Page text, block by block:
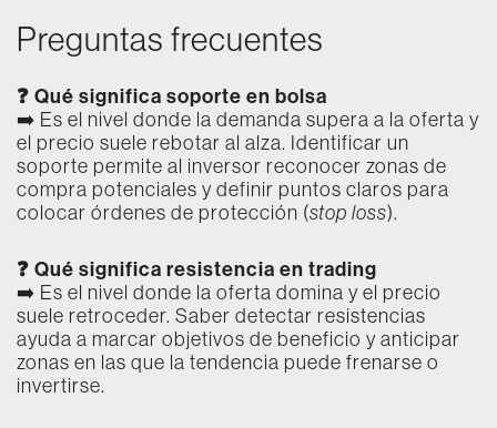
Preguntas frecuentes
❓ Qué significa soporte en bolsa
➡️ Es el nivel donde la demanda supera a la oferta y
el precio suele rebotar al alza. Identificar un
soporte permite al inversor reconocer zonas de
compra potenciales y definir puntos claros para
colocar órdenes de protección (stop loss).
❓ Qué significa resistencia en trading
➡️ Es el nivel donde la oferta domina y el precio
suele retroceder. Saber detectar resistencias
ayuda a marcar objetivos de beneficio y anticipar
zonas en las que la tendencia puede frenarse o
invertirse.